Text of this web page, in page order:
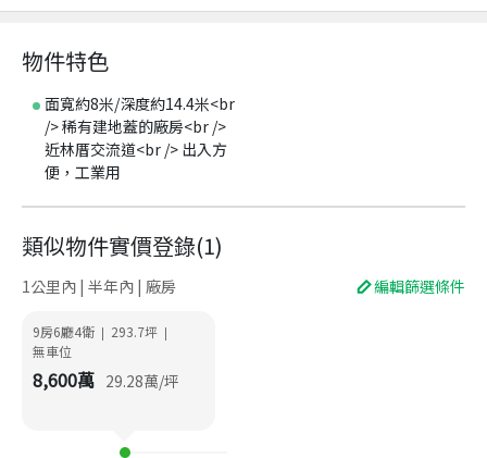
物件特色
面寬約8米/深度約14.4米<br
/> 稀有建地蓋的廠房<br />
近林厝交流道<br /> 出入方
便，工業用
類似物件實價登錄(1)
1公里內 | 半年內 | 廠房 編輯篩選條件
9房6廳4衛 | 293.7坪 |
無車位
8,600萬 29.28萬/坪